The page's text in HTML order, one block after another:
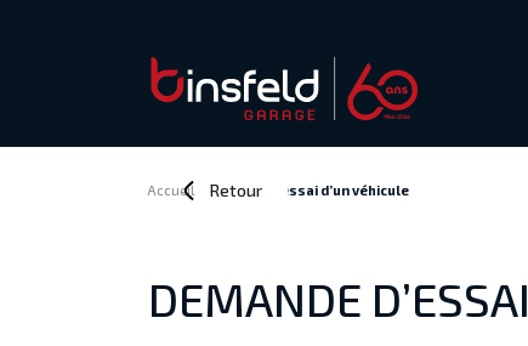
Retour
Accueil Demande d’essai d’un véhicule
DEMANDE D’ESSAI